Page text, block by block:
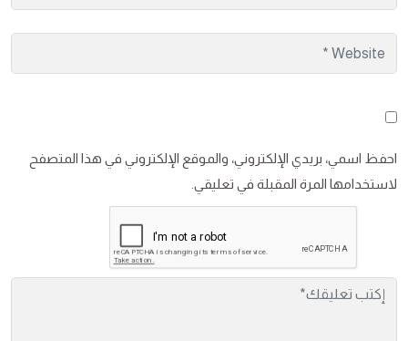
احفظ اسمي، بريدي الإلكتروني، والموقع الإلكتروني في هذا المتصفح
لاستخدامها المرة المقبلة في تعليقي.